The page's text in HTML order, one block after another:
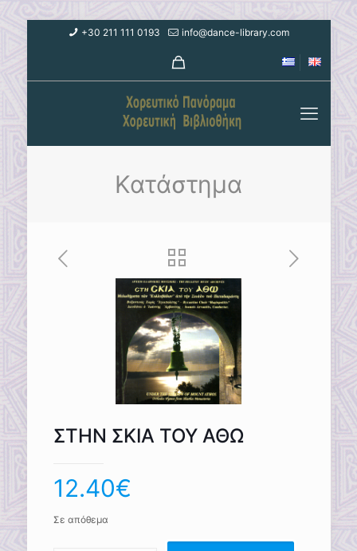
+30 211 111 0193 info@dance-library.com
Κατάστημα
ΣΤΗΝ ΣΚΙΑ ΤΟΥ ΑΘΩ
12.40€
Σε απόθεμα